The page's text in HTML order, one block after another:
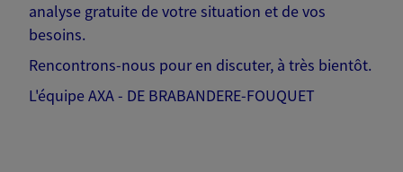
analyse gratuite de votre situation et de vos
besoins.
Rencontrons-nous pour en discuter, à très bientôt.
L'équipe AXA - DE BRABANDERE-FOUQUET